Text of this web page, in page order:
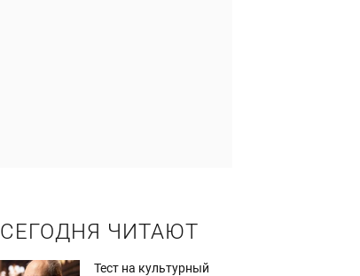
СЕГОДНЯ ЧИТАЮТ
Тест на культурный